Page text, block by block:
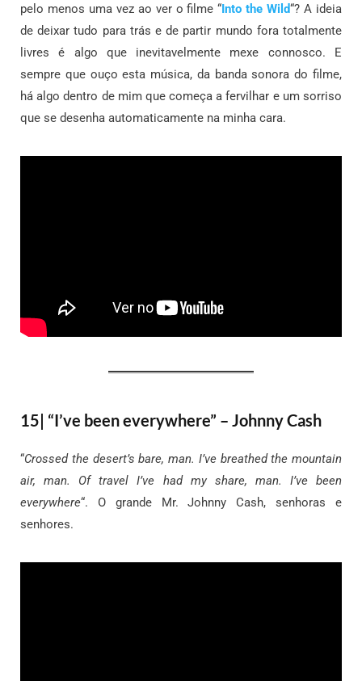
pelo menos uma vez ao ver o filme “Into the Wild“? A ideia
de deixar tudo para trás e de partir mundo fora totalmente
livres é algo que inevitavelmente mexe connosco. E
sempre que ouço esta música, da banda sonora do filme,
há algo dentro de mim que começa a fervilhar e um sorriso
que se desenha automaticamente na minha cara.
15| “I’ve been everywhere” – Johnny Cash
“Crossed the desert’s bare, man. I’ve breathed the mountain
air, man. Of travel I’ve had my share, man. I’ve been
everywhere“. O grande Mr. Johnny Cash, senhoras e
senhores.